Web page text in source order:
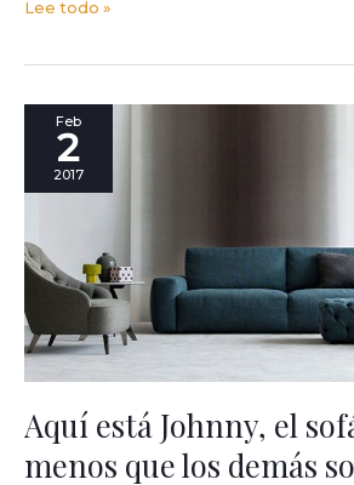
Lee todo »
Feb
2
2017
Aquí está Johnny, el
menos que los demás
Aquí
está
Johnny,
algo
menos
que
los
demás
sofás.
un
que